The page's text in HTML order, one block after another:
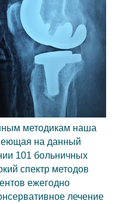
методикам наша
на данный
101 больничных
спектр методов
ежегодно
лечение